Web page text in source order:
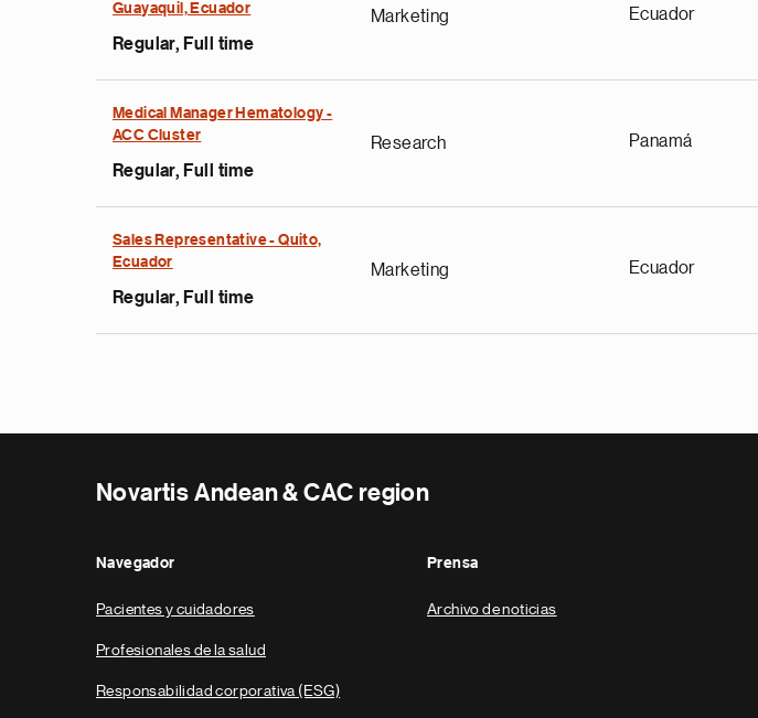
Guayaquil, Ecuador
Regular, Full time
Marketing Ecuador
Medical Manager Hematology -
ACC Cluster
Regular, Full time
Research Panamá
Sales Representative - Quito,
Ecuador
Regular, Full time
Marketing Ecuador
Novartis Andean & CAC region
Navegador
Pacientes y cuidadores
Profesionales de la salud
Responsabilidad corporativa (ESG)
Prensa
Archivo de noticias